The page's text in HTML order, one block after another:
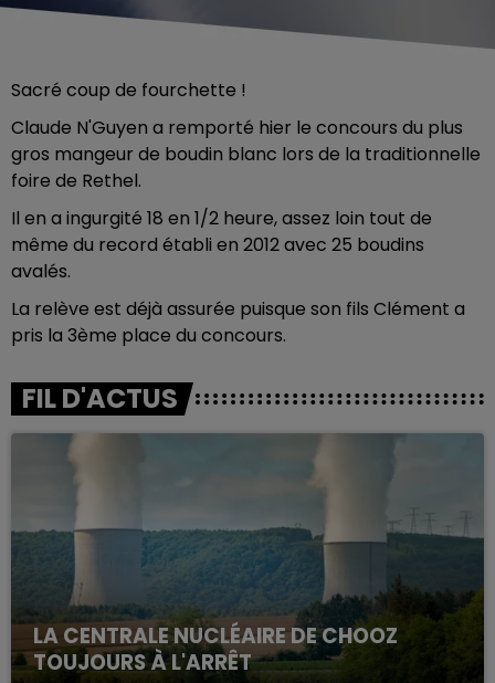
Sacré coup de fourchette !
Claude N'Guyen a remporté hier le concours du plus
gros mangeur de boudin blanc lors de la traditionnelle
foire de Rethel.
Il en a ingurgité 18 en 1/2 heure, assez loin tout de
même du record établi en 2012 avec 25 boudins
avalés.
La relève est déjà assurée puisque son fils Clément a
pris la 3ème place du concours.
FIL D'ACTUS
LA CENTRALE NUCLÉAIRE DE CHOOZ
TOUJOURS À L'ARRÊT